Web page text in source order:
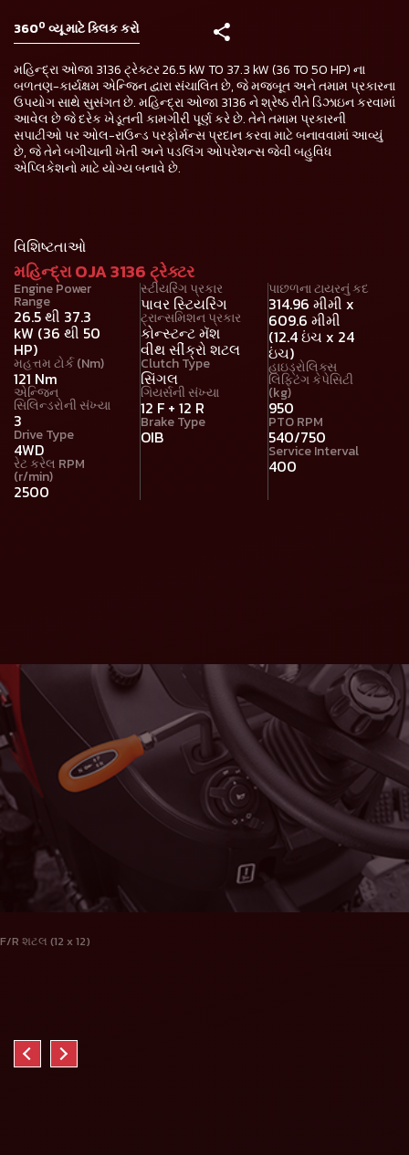
3600 વ્યૂ માટે ક્લિક કરો
મહિન્દ્રા ઓજા 3136 ટ્રેક્ટર 26.5 kW TO 37.3 kW (36 TO 50 HP) ના
બળતણ-કાર્યક્ષમ એન્જિન દ્વારા સંચાલિત છે, જે મજબૂત અને તમામ પ્રકારના
ઉપયોગ સાથે સુસંગત છે. મહિન્દ્રા ઓજા 3136 ને શ્રેષ્ઠ રીતે ડિઝાઇન કરવામાં
આવેલ છે જે દરેક ખેડૂતની કામગીરી પૂર્ણ કરે છે. તેને તમામ પ્રકારની
સપાટીઓ પર ઓલ-રાઉન્ડ પરફોર્મન્સ પ્રદાન કરવા માટે બનાવવામાં આવ્યું
છે, જે તેને બગીચાની ખેતી અને પડલિંગ ઓપરેશન્સ જેવી બહુવિધ
એપ્લિકેશનો માટે યોગ્ય બનાવે છે.
વિશિષ્ટતાઓ
મહિન્દ્રા OJA 3136 ટ્રેક્ટર
Engine Power
Range
26.5 થી 37.3
kW (36 થી 50
HP)
મહત્તમ ટોર્ક (Nm)
121 Nm
એન્જિન
સિલિન્ડરોની સંખ્યા
3
Drive Type
4WD
રેટ કરેલ RPM
(r/min)
2500
સ્ટીયરિંગ પ્રકાર
પાવર સ્ટિયરિંગ
ટ્રાન્સમિશન પ્રકાર
કોન્સ્ટન્ટ મૅશ
વીથ સીંક્રો શટલ
Clutch Type
સિંગલ
ગિયર્સની સંખ્યા
12 F + 12 R
Brake Type
OIB
પાછળના ટાયરનું કદ
314.96 મીમી x
609.6 મીમી
(12.4 ઇંચ x 24
ઇંચ)
હાઇડ્રોલિક્સ
લિફ્ટિંગ કેપેસિટી
(kg)
950
PTO RPM
540/750
Service Interval
400
F/R શટલ (12 x 12)